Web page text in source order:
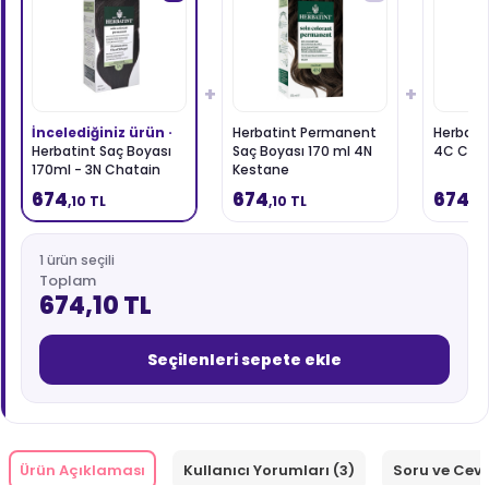
İncelediğiniz ürün ·
Herbatint Saç Boyası
170ml - 3N Chatain
Fonce
674,10 TL
+
Herbatint Permanent
Saç Boyası 170 ml 4N
Kestane
674,10 TL
+
4C
674
1 ürün seçili
Toplam
674,10 TL
Seçilenleri sepete ekle
Ürün Açıklaması Kullanıcı Yorumları (3) Soru ve